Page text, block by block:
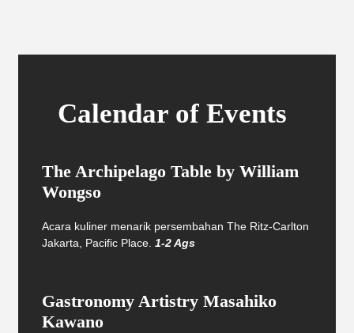
Calendar of Events
The Archipelago Table by William
Wongso
Acara kuliner menarik persembahan The Ritz-Carlton
Jakarta, Pacific Place. 1-2 Ags
Gastronomy Artistry Masahiko
Kawano